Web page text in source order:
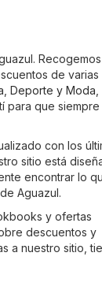
Recogemos
de varias
Deporte y Moda
para que
con los
sitio está
encontrar lo
Aguazul.
y ofertas
descuentos y
a nuestro sitio,